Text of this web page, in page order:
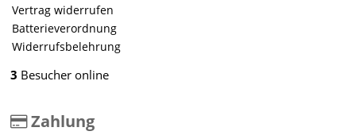
Vertrag widerrufen
Batterieverordnung
Widerrufsbelehrung
3 Besucher online
Zahlung